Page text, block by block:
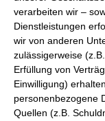
verarbeiten wir –
Dienstleistungen
wir von anderen
zulässigerweise
Erfüllung von
Einwilligung)
personenbezogene
Quellen (z.B.